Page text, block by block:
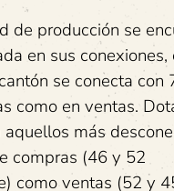
de producción se
en sus conexiones,
se conecta con
como en ventas.
aquellos más
compras (46 y 52
como ventas (52 y